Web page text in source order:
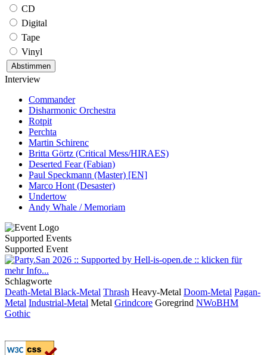
CD
Digital
Tape
Vinyl
Interview
Commander
Disharmonic Orchestra
Rotpit
Perchta
Martin Schirenc
Britta Görtz (Critical Mess/HIRAES)
Deserted Fear (Fabian)
Paul Speckmann (Master) [EN]
Marco Hont (Desaster)
Undertow
Andy Whale / Memoriam
Supported Events
Supported Event
Schlagworte
Death-Metal Black-Metal Thrash Heavy-Metal Doom-Metal Pagan-
Metal Industrial-Metal Metal Grindcore Goregrind NWoBHM
Gothic